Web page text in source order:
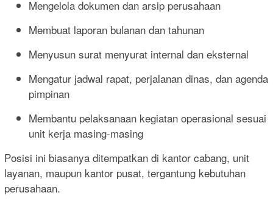
Mengelola dokumen dan arsip perusahaan
Membuat laporan bulanan dan tahunan
Menyusun surat menyurat internal dan eksternal
Mengatur jadwal rapat, perjalanan dinas, dan agenda
pimpinan
Membantu pelaksanaan kegiatan operasional sesuai
unit kerja masing-masing
Posisi ini biasanya ditempatkan di kantor cabang, unit
layanan, maupun kantor pusat, tergantung kebutuhan
perusahaan.